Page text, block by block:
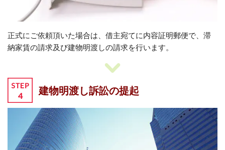
正式にご依頼頂いた場合は、借主宛てに内容証明郵便で、滞
納家賃の請求及び建物明渡しの請求を行います。
建物明渡し訴訟の提起